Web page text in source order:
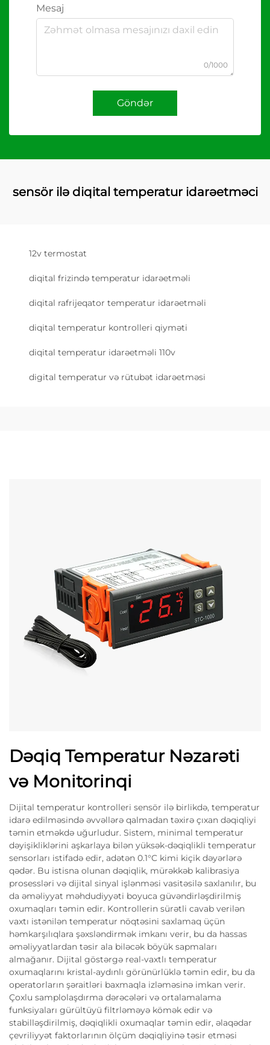
Mesaj
0/1000
Göndər
sensör ilə diqital temperatur idarəetməci
12v termostat
diqital frizində temperatur idarəetməli
diqital rafrijeqator temperatur idarəetməli
diqital temperatur kontrolleri qiyməti
diqital temperatur idarəetməli 110v
digital temperatur və rütubət idarəetməsi
Dəqiq Temperatur Nəzarəti
və Monitorinqi
Dijital temperatur kontrolleri sensör ilə birlikdə, temperatur
idarə edilməsində əvvəllərə qalmadan təxirə çıxan dəqiqliyi
təmin etməkdə uğurludur. Sistem, minimal temperatur
dəyişikliklərini aşkarlaya bilən yüksək-dəqiqlikli temperatur
sensorları istifadə edir, adətən 0.1°C kimi kiçik dəyərlərə
qədər. Bu istisna olunan dəqiqlik, mürəkkəb kalibrasiya
prosessləri və dijital sinyal işlənməsi vasitəsilə saxlanılır, bu
da əməliyyat məhdudiyyəti boyuca güvəndirləşdirilmiş
oxumaqları təmin edir. Kontrollerin sürətli cavab verilən
vaxtı istənilən temperatur nöqtəsini saxlamaq üçün
həmkarşılıqlara şəxsləndirmək imkanı verir, bu da hassas
əməliyyatlardan təsir ala biləcək böyük sapmaları
almağanır. Dijital göstərgə real-vaxtlı temperatur
oxumaqlarını kristal-aydınlı görünürlüklə təmin edir, bu da
operatorların şəraitləri baxmaqla izləməsinə imkan verir.
Çoxlu samplolaşdırma dərəcələri və ortalamalama
funksiyaları gürültüyü filtrləməyə kömək edir və
stabilləşdirilmiş, dəqiqlikli oxumaqlar təmin edir, əlaqədar
çevriliyyət faktorlarının ölçüm dəqiqliyinə təsir etməsi